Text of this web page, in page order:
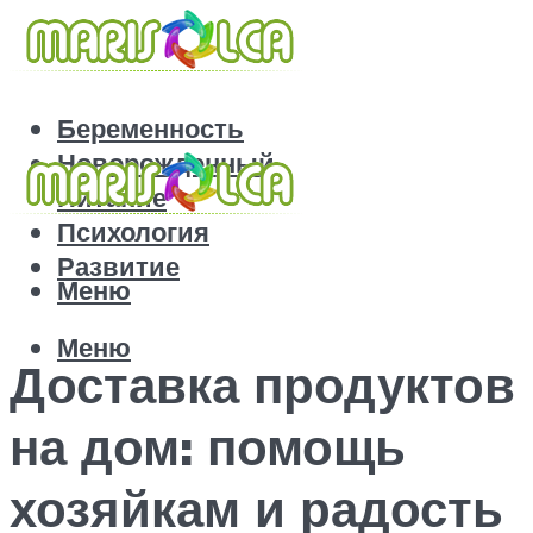
Беременность
Новорожденный
Питание
Психология
Развитие
Меню
Меню
Доставка продуктов
на дом: помощь
хозяйкам и радость